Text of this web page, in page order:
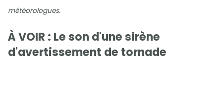
météorologues.
À VOIR : Le son d'une sirène
d'avertissement de tornade